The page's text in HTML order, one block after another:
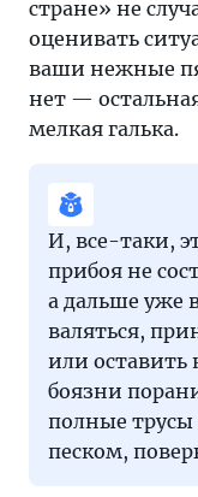
стране» не
оценивать
ваши нежные
нет —
мелкая галька.
И, все-таки,
прибоя не
а дальше уже
валяться,
или
боязни
полные
песком,